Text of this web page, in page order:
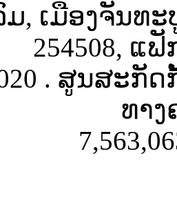
, ເມືອງຈັນທະ
254508, ແຟັ
. ສູນສະກັ
ທາງ